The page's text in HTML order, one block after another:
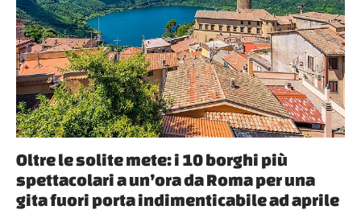
Oltre le solite mete: i 10 borghi più
spettacolari a un’ora da Roma per una
gita fuori porta indimenticabile ad aprile